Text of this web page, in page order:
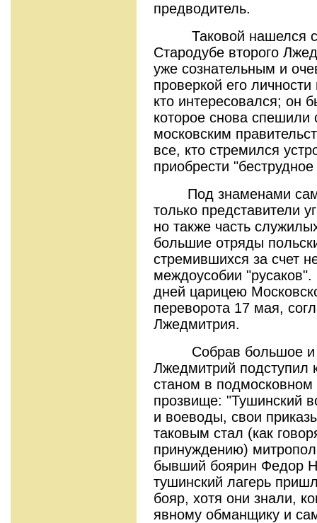
предводитель.
Таковой нашелся
Стародубе второго
уже сознательным и
проверкой его
кто интересовался; он
которое снова спешили
московским
все, кто стремился
приобрести
Под знаменами
только представители
но также часть
большие отряды
стремившихся за счет
междоусобии
дней царицею
переворота 17 мая,
Лжедмитрия.
Собрав большое и
Лжедмитрий подступил
станом в
прозвище: "Тушинский
и воеводы, свои
таковым стал (как
принуждению)
бывший боярин Федор
тушинский лагерь
бояр, хотя они знали,
явному обманщику и